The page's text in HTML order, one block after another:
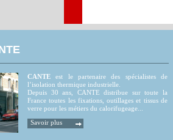
CANTE est le partenaire des spécialistes de
l’isolation thermique industrielle.
Depuis 30 ans, CANTE distribue sur toute la
France toutes les fixations, outillages et tissus de
verre pour les métiers du calorifugeage...
Savoir plus